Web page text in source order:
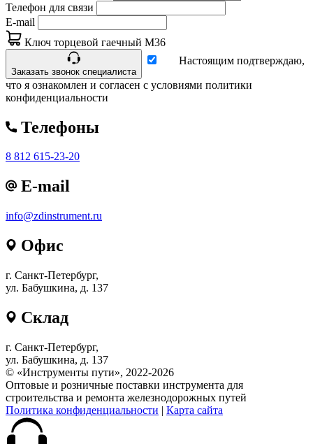
Телефон для связи
E-mail
Ключ торцевой гаечный М36
Заказать звонок специалиста
Настоящим подтверждаю,
что я ознакомлен и согласен с условиями политики
конфиденциальности
Телефоны
8 812 615-23-20
E-mail
info@zdinstrument.ru
Офис
г. Санкт-Петербург,
ул. Бабушкина, д. 137
Склад
г. Санкт-Петербург,
ул. Бабушкина, д. 137
© «Инструменты пути», 2022-2026
Оптовые и розничные поставки инструмента для
строительства и ремонта железнодорожных путей
Политика конфиденциальности | Карта сайта